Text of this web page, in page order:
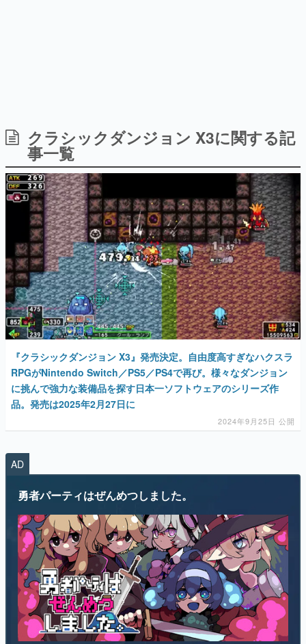
「経験値」「裏技」「ラスボス」… ゲームにまつわる言葉
の起源や用法の変遷を、コンピューター文化史研究家・タ
カテゴリ
特集記事
マンガ
女性向け
アプリレビュー
その他
電ファミニコゲーマーとは？
運営：株式会社マレ
『クラシックダンジョン X3』発売決定。自由度高すぎなハクスラ
RPGがNintendo Switch／PS5／PS4で再び。様々なダンジョン
に挑んで強力な装備品を探す日本一ソフトウェアのシリーズ作
品。発売は2025年2月27日に
2024年9月25日 公開
AD
“ぜんめつ”してしまった勇者パーティから1人だけ選んで、ともに迷
宮からの脱出を目指すダンジョン探索RPGです。 ただし勇者は「は
い/いいえ」しか喋れず、魔法使いは魔法が使えず、戦士は可愛らし